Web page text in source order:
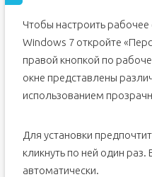
Чтобы настроить рабочее
Windows 7 откройте
правой кнопкой по
окне представлены
использованием
Для установки
кликнуть по ней один
автоматически.